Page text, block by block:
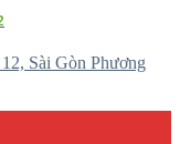
Sài Gòn Phương